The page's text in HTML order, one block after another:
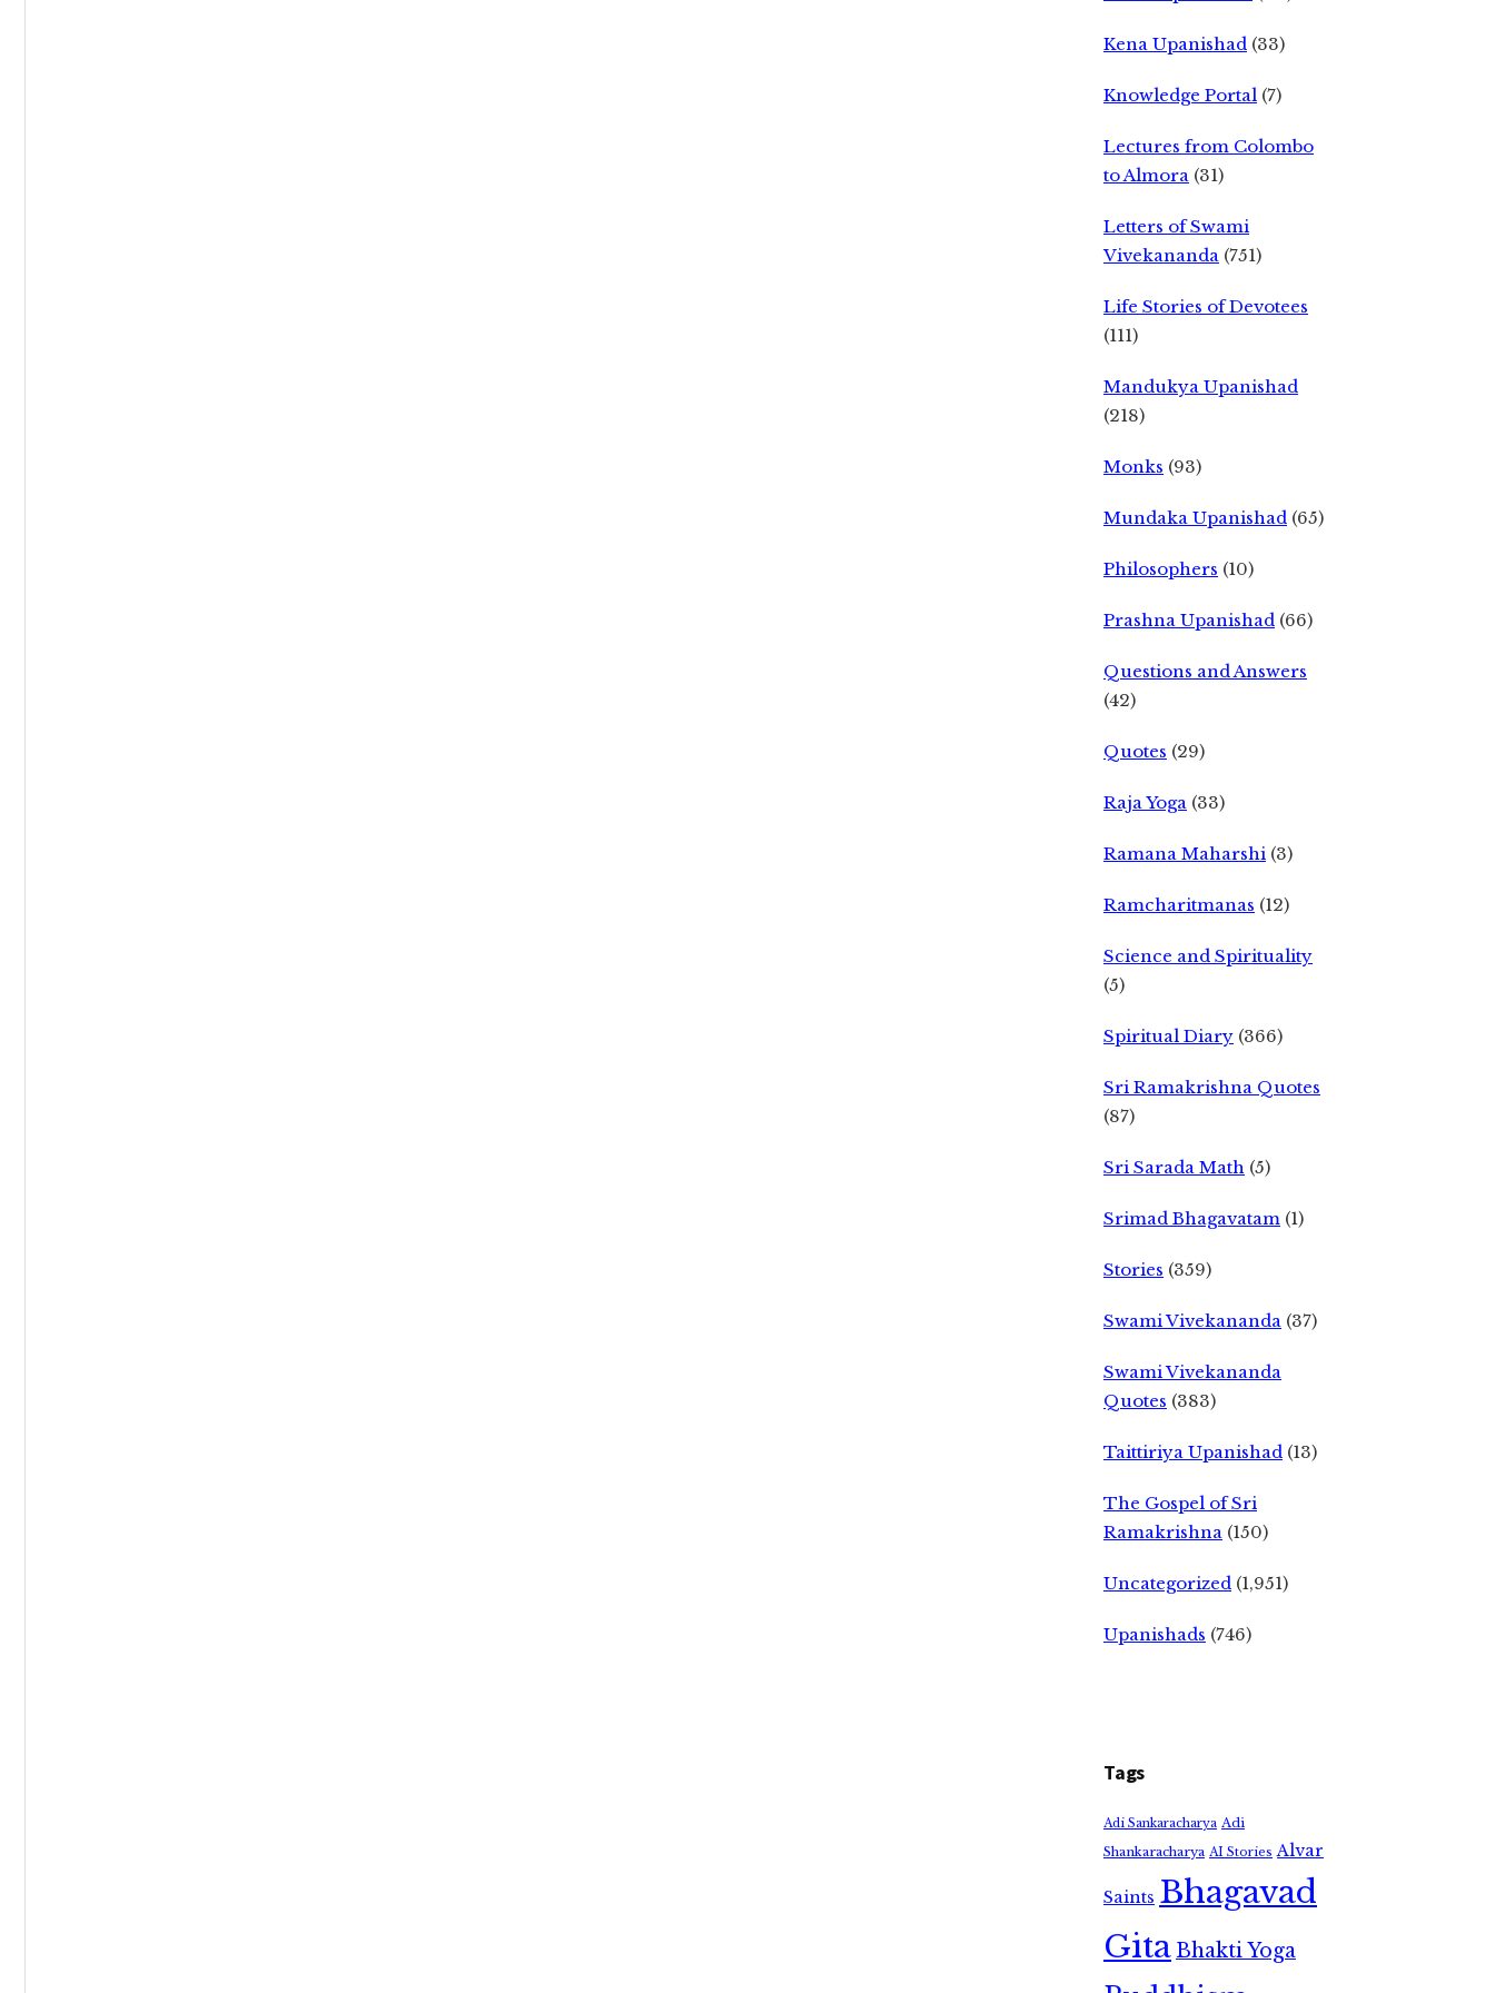
Kena Upanishad (33)
Knowledge Portal (7)
Lectures from Colombo
to Almora (31)
Letters of Swami
Vivekananda (751)
Life Stories of Devotees
(111)
Mandukya Upanishad
(218)
Monks (93)
Mundaka Upanishad (65)
Philosophers (10)
Prashna Upanishad (66)
Questions and Answers
(42)
Quotes (29)
Raja Yoga (33)
Ramana Maharshi (3)
Ramcharitmanas (12)
Science and Spirituality
(5)
Spiritual Diary (366)
Sri Ramakrishna Quotes
(87)
Sri Sarada Math (5)
Srimad Bhagavatam (1)
Stories (359)
Swami Vivekananda (37)
Swami Vivekananda
Quotes (383)
Taittiriya Upanishad (13)
The Gospel of Sri
Ramakrishna (150)
Uncategorized (1,951)
Upanishads (746)
Tags
Adi Sankaracharya Adi
Shankaracharya AI Stories Alvar
Saints Bhagavad
GitaBhakti Yoga